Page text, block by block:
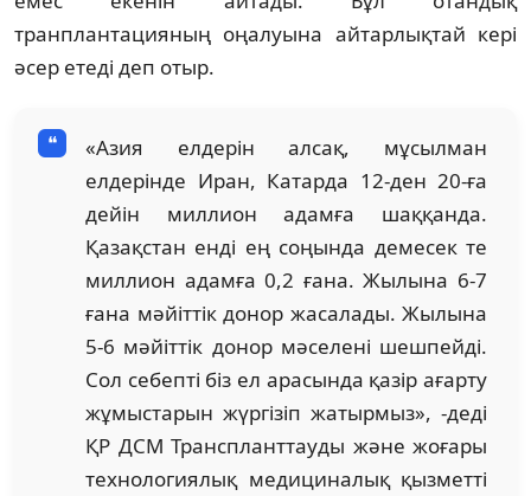
транплантацияның оңалуына айтарлықтай кері
әсер етеді деп отыр.
«Азия елдерін алсақ, мұсылман
елдерінде Иран, Катарда 12-ден 20-ға
дейін миллион адамға шаққанда.
Қазақстан енді ең соңында демесек те
миллион адамға 0,2 ғана. Жылына 6-7
ғана мәйіттік донор жасалады. Жылына
5-6 мәйіттік донор мәселені шешпейді.
Сол себепті біз ел арасында қазір ағарту
жұмыстарын жүргізіп жатырмыз», -деді
ҚР ДСМ Транспланттауды және жоғары
технологиялық медициналық қызметті